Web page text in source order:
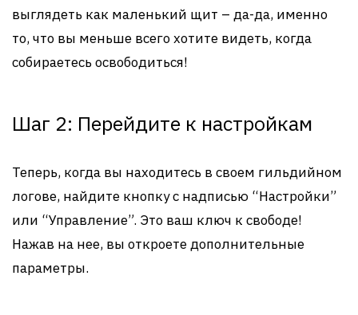
выглядеть как маленький щит – да-да, именно
то, что вы меньше всего хотите видеть, когда
собираетесь освободиться!
Шаг 2: Перейдите к настройкам
Теперь, когда вы находитесь в своем гильдийном
логове, найдите кнопку с надписью “Настройки”
или “Управление”. Это ваш ключ к свободе!
Нажав на нее, вы откроете дополнительные
параметры.